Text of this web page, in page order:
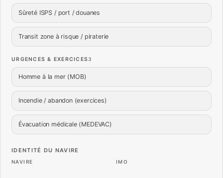
Sûreté ISPS / port / douanes
Transit zone à risque / piraterie
URGENCES & EXERCICES3
Homme à la mer (MOB)
Incendie / abandon (exercices)
Évacuation médicale (MEDEVAC)
IDENTITÉ DU NAVIRE
NAVIRE IMO